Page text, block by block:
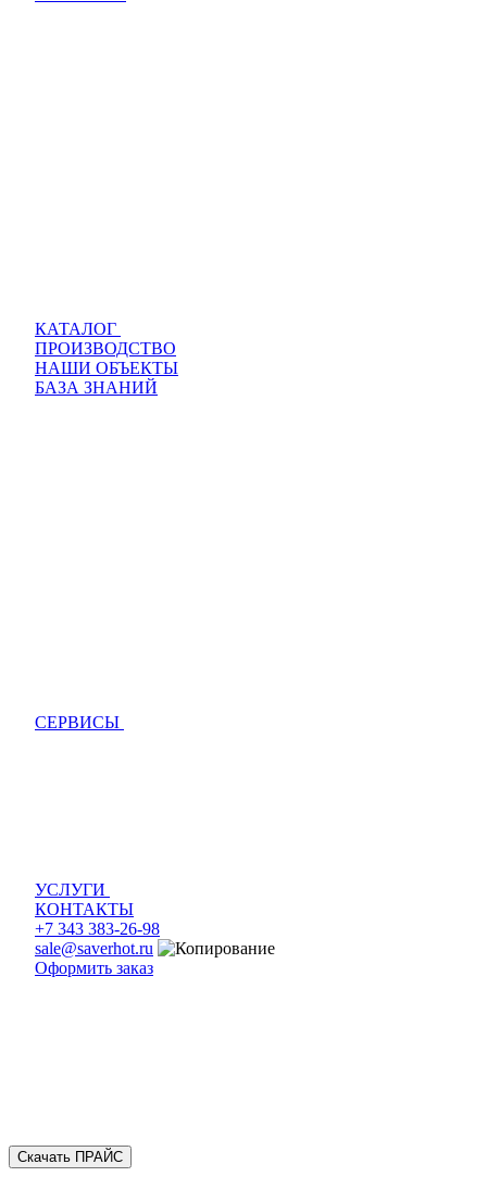
КАТАЛОГ
ПРОИЗВОДСТВО
НАШИ ОБЪЕКТЫ
БАЗА ЗНАНИЙ
СЕРВИСЫ
УСЛУГИ
КОНТАКТЫ
+7 343 383-26-98
sale@saverhot.ru
Оформить заказ
Скачать ПРАЙС